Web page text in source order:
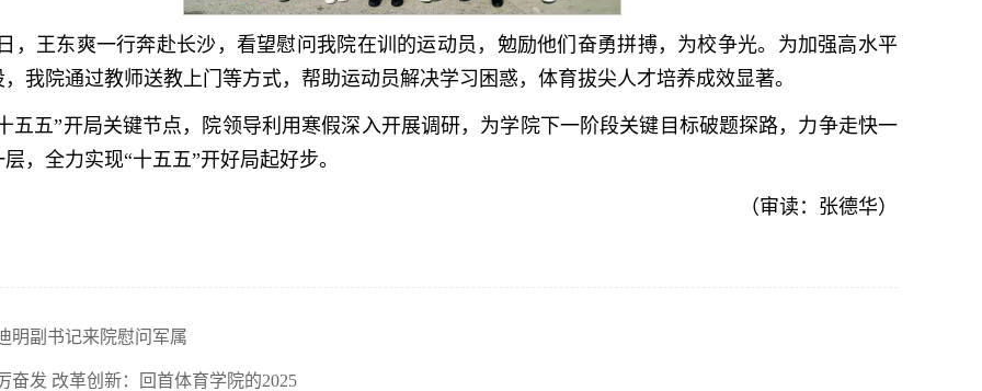
，王东爽一行奔赴长沙，看望慰问我院在训的运动员，勉励他们奋勇拼搏，为校争光。为加强高水平
我院通过教师送教上门等方式，帮助运动员解决学习困惑，体育拔尖人才培养成效显著。
五五”开局关键节点，院领导利用寒假深入开展调研，为学院下一阶段关键目标破题探路，力争走快一
，全力实现“十五五”开好局起好步。
（审读：张德华）
明副书记来院慰问军属
奋发 改革创新：回首体育学院的2025